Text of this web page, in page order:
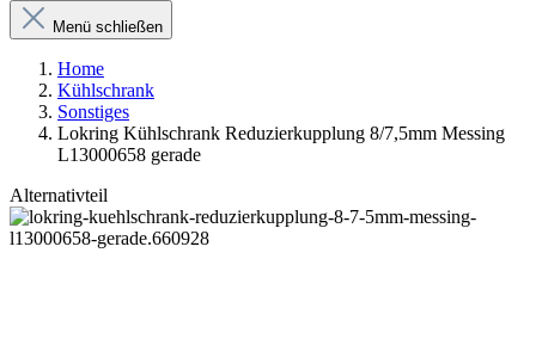
Menü schließen
Home
Kühlschrank
Sonstiges
Lokring Kühlschrank Reduzierkupplung 8/7,5mm Messing
L13000658 gerade
Alternativteil